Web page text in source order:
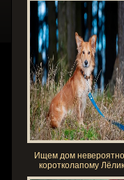
Ищем дом
коротколапому